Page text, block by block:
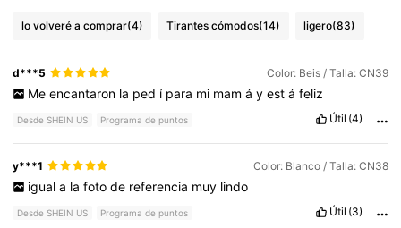
lo volveré a comprar(4) Tirantes cómodos(14) ligero(83)
d***5 Color: Beis / Talla: CN39
Me encantaron la ped í para mi mam á y est á feliz
Desde SHEIN US Programa de puntos Útil (4)
y***1 Color: Blanco / Talla: CN38
igual a la foto de referencia muy lindo
Desde SHEIN US Programa de puntos Útil (3)